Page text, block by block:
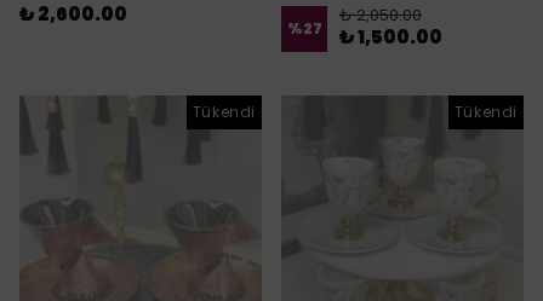
₺ 2,600.00
%27
₺ 2,050.00
₺ 1,500.00
Tükendi Tükendi